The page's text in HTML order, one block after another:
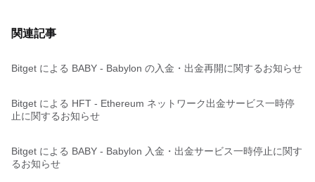
関連記事
Bitget による BABY - Babylon の入金・出金再開に関するお知らせ
Bitget による HFT - Ethereum ネットワーク出金サービス一時停
止に関するお知らせ
Bitget による BABY - Babylon 入金・出金サービス一時停止に関す
るお知らせ